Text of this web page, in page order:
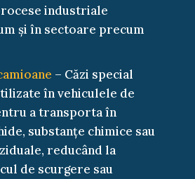
industriale
și în sectoare precum
– Căzi special
în vehiculele de
a transporta în
substanțe chimice sau
reducând la
de scurgere sau